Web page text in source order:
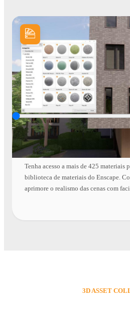
Biblioteca de materiais
Tenha acesso a mais de 425
biblioteca de materiais do Enscape.
aprimore o realismo das cenas com
3D ASSET